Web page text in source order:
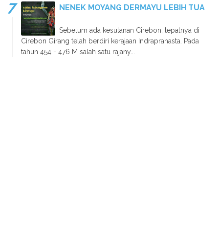
NENEK MOYANG DERMAYU LEBIH TUA
Sebelum ada kesutanan Cirebon, tepatnya di
Cirebon Girang telah berdiri kerajaan Indraprahasta. Pada
tahun 454 - 476 M salah satu rajany...